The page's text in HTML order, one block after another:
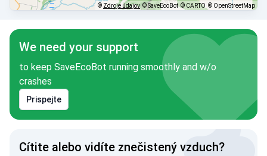
© Zdroje údajov © SaveEcoBot © CARTO © OpenStreetMap
We need your support
to keep SaveEcoBot running smoothly and w/o
crashes
Prispejte
Cítite alebo vidíte znečistený vzduch?